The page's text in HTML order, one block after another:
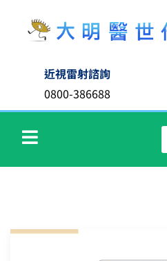
近視雷射諮詢
0800-386688